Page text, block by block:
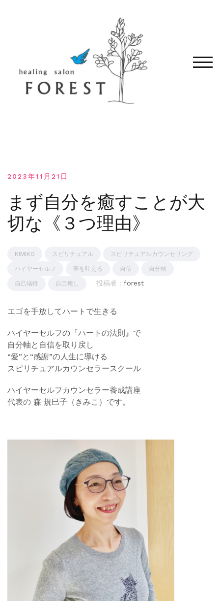
モバ
2023年11月21日
まず自分を癒すことが大
切な《３つ理由》
KIMIKO スピリチュアル スピリチュアルカウンセリング
ハイヤーセルフ 夢を叶える 自信 自分軸
自己犠牲 自己癒し 投稿者 : forest
エゴを手放してハートで生きる
ハイヤーセルフの『ハートの法則』で
自分軸と自信を取り戻し
“愛”と“感謝”の人生に導ける
スピリチュアルカウンセラースクール
ハイヤーセルフカウンセラー養成講座
代表の 森 規巳子（きみこ）です。